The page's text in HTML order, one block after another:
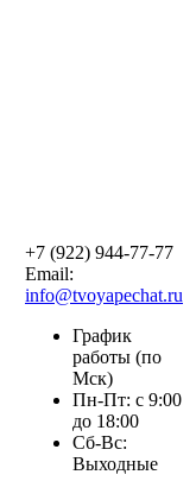
+7 (922) 944-77-77
Email:
info@tvoyapechat.ru
График
работы (по
Мск)
Пн-Пт: с 9:00
до 18:00
Сб-Вс:
Выходные